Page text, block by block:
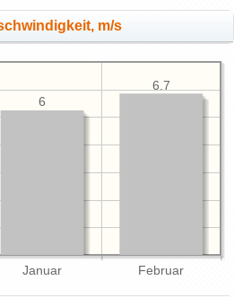
m/s
Januar Februar
6.7
6